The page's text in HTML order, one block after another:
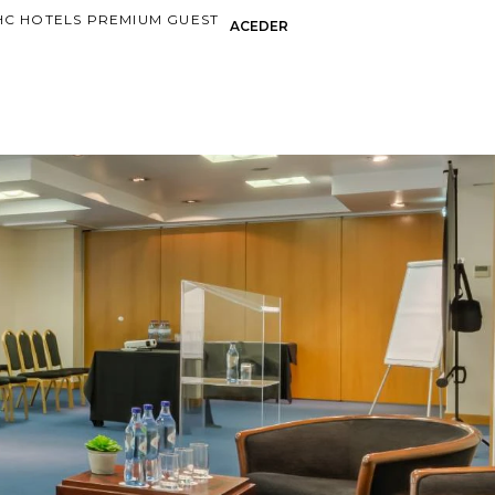
HOTELS PREMIUM GUEST ACEDER